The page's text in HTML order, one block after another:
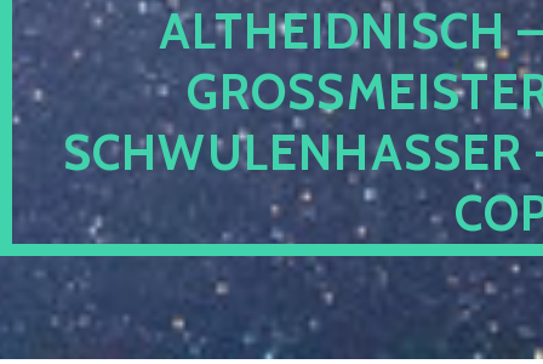
ALTHEIDNISCH
CHWULENHASSER